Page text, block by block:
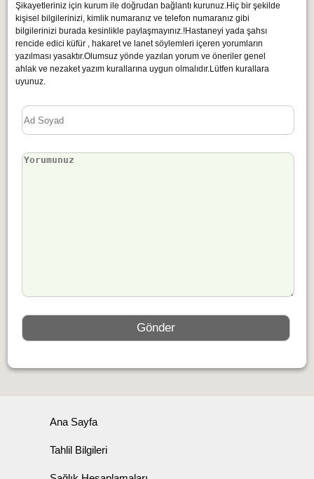
Şikayetleriniz için kurum ile doğrudan bağlantı kurunuz.Hiç bir şekilde
kişisel bilgilerinizi, kimlik numaranız ve telefon numaranız gibi
bilgilerinizi burada kesinlikle paylaşmayınız.!Hastaneyi yada şahsı
rencide edici küfür , hakaret ve lanet söylemleri içeren yorumların
yazılması yasaktır.Olumsuz yönde yazılan yorum ve öneriler genel
ahlak ve nezaket yazım kurallarına uygun olmalıdır.Lütfen kurallara
uyunuz.
Ana Sayfa
Tahlil Bilgileri